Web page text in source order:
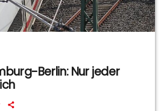
Berlin: Nur jeder